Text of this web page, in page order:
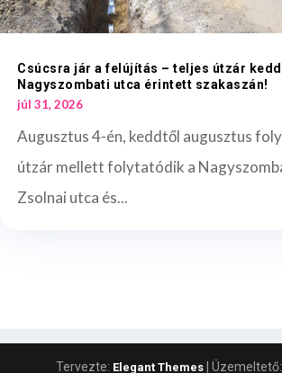
Csúcsra jár a felújítás – teljes útzár
Nagyszombati utca érintett szakaszán!
júl 31, 2026
Augusztus 4-én, keddtől augusztus
útzár mellett folytatódik a
Zsolnai utca és...
Tervezte: Elegant Themes | Üzemeltető: